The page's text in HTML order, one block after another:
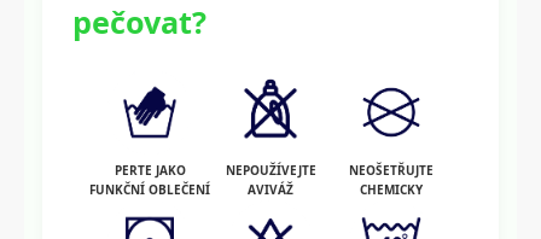
pečovat?
PERTE JAKO
FUNKČNÍ OBLEČENÍ
NEPOUŽÍVEJTE
AVIVÁŽ
NEOŠETŘUJTE
CHEMICKY